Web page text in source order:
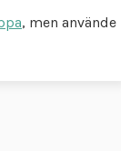
, men använde